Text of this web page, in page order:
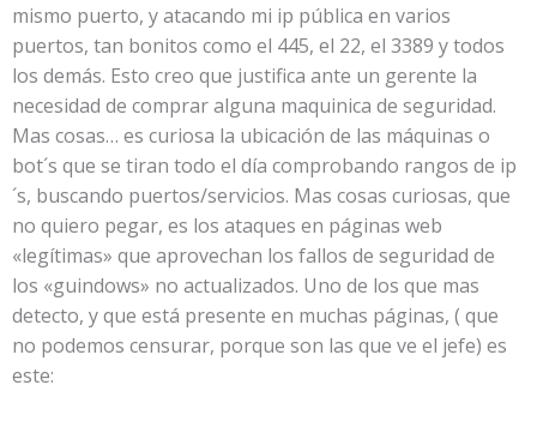
mismo puerto, y atacando mi ip pública en varios
puertos, tan bonitos como el 445, el 22, el 3389 y todos
los demás. Esto creo que justifica ante un gerente la
necesidad de comprar alguna maquinica de seguridad.
Mas cosas… es curiosa la ubicación de las máquinas o
bot´s que se tiran todo el día comprobando rangos de ip
´s, buscando puertos/servicios. Mas cosas curiosas, que
no quiero pegar, es los ataques en páginas web
«legítimas» que aprovechan los fallos de seguridad de
los «guindows» no actualizados. Uno de los que mas
detecto, y que está presente en muchas páginas, ( que
no podemos censurar, porque son las que ve el jefe) es
este: